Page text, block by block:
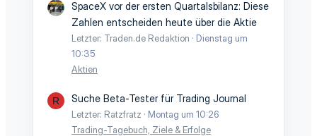
SpaceX vor der ersten Quartalsbilanz: Diese
Zahlen entscheiden heute über die Aktie
Letzter: Traden.de Redaktion
Dienstag um
10:35
Aktien
R Suche Beta-Tester für Trading Journal
Letzter: Ratzfratz
Montag um 10:26
Trading-Tagebuch, Ziele & Erfolge